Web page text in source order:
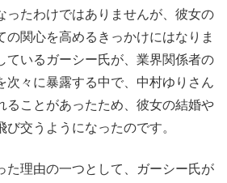
ったわけではありませんが、彼女の
の関心を高めるきっかけにはなりま
ているガーシー氏が、業界関係者の
次々に暴露する中で、中村ゆりさん
ることがあったため、彼女の結婚や
交うようになったのです。
た理由の一つとして、ガーシー氏が